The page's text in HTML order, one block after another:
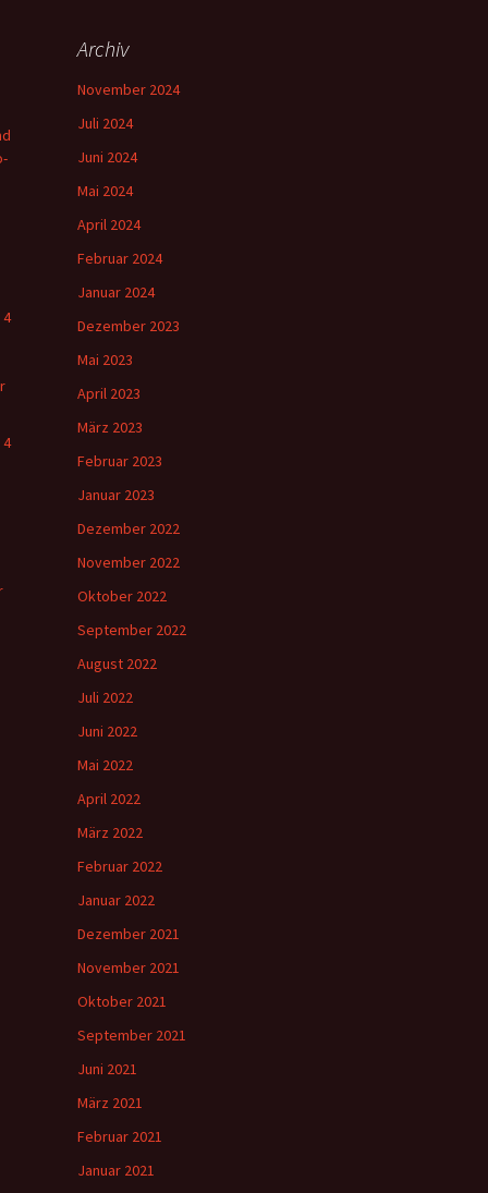
Archiv
November 2024
Juli 2024
Juni 2024
Mai 2024
April 2024
Februar 2024
Januar 2024
Dezember 2023
Mai 2023
April 2023
März 2023
Februar 2023
Januar 2023
Dezember 2022
November 2022
Oktober 2022
September 2022
August 2022
Juli 2022
Juni 2022
Mai 2022
April 2022
März 2022
Februar 2022
Januar 2022
Dezember 2021
November 2021
Oktober 2021
September 2021
Juni 2021
März 2021
Februar 2021
Januar 2021